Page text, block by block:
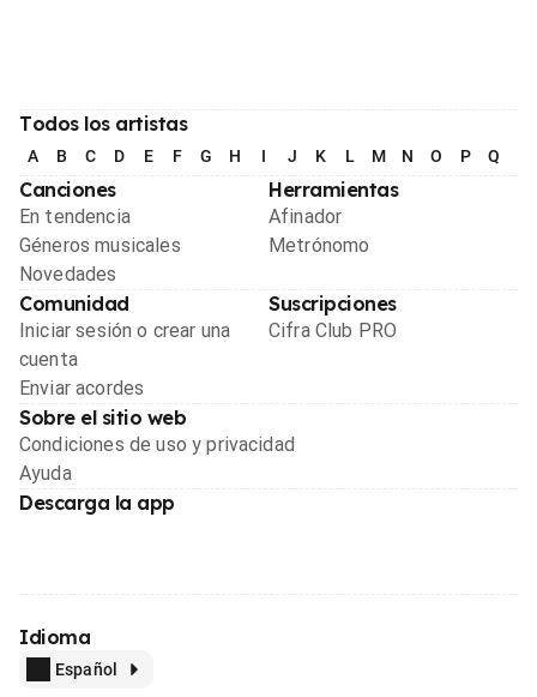
Todos los artistas
A B C D E F G H I J K L M N O P Q
Canciones
En tendencia
Géneros musicales
Novedades
Herramientas
Afinador
Metrónomo
Comunidad
Iniciar sesión o crear una
cuenta
Enviar acordes
Suscripciones
Cifra Club PRO
Sobre el sitio web
Condiciones de uso y privacidad
Ayuda
Descarga la app
Idioma
Español